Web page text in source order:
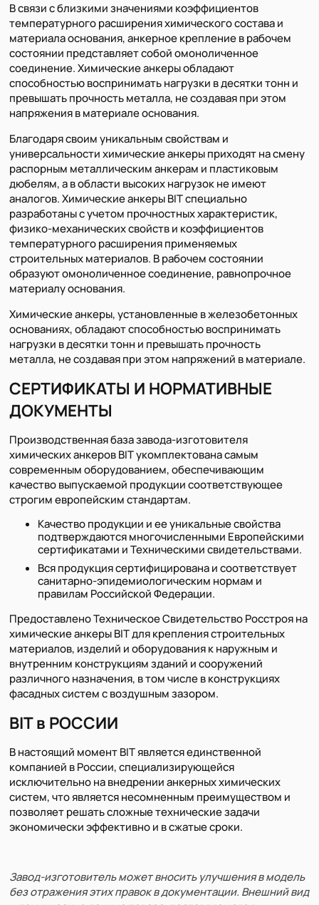
В связи с близкими значениями коэффициентов
температурного расширения химического состава и
материала основания, анкерное крепление в рабочем
состоянии представляет собой омоноличенное
соединение. Химические анкеры обладают
способностью воспринимать нагрузки в десятки тонн и
превышать прочность металла, не создавая при этом
напряжения в материале основания.
Благодаря своим уникальным свойствам и
универсальности химические анкеры приходят на смену
распорным металлическим анкерам и пластиковым
дюбелям, а в области высоких нагрузок не имеют
аналогов. Химические анкеры BIT специально
разработаны с учетом прочностных характеристик,
физико-механических свойств и коэффициентов
температурного расширения применяемых
строительных материалов. В рабочем состоянии
образуют омоноличенное соединение, равнопрочное
материалу основания.
Химические анкеры, установленные в железобетонных
основаниях, обладают способностью воспринимать
нагрузки в десятки тонн и превышать прочность
металла, не создавая при этом напряжений в материале.
СЕРТИФИКАТЫ И НОРМАТИВНЫЕ
ДОКУМЕНТЫ
Производственная база завода-изготовителя
химических анкеров BIT укомплектована самым
современным оборудованием, обеспечивающим
качество выпускаемой продукции соответствующее
строгим европейским стандартам.
Качество продукции и ее уникальные свойства
подтверждаются многочисленными Европейскими
сертификатами и Техническими свидетельствами.
Вся продукция сертифицирована и соответствует
санитарно-эпидемиологическим нормам и
правилам Российской Федерации.
Предоставлено Техническое Свидетельство Росстроя на
химические анкеры BIT для крепления строительных
материалов, изделий и оборудования к наружным и
внутренним конструкциям зданий и сооружений
различного назначения, в том числе в конструкциях
фасадных систем с воздушным зазором.
BIT в РОССИИ
В настоящий момент BIT является единственной
компанией в России, специализирующейся
исключительно на внедрении анкерных химических
систем, что является несомненным преимуществом и
позволяет решать сложные технические задачи
экономически эффективно и в сжатые сроки.
Завод-изготовитель может вносить улучшения в модель
без отражения этих правок в документации. Внешний вид